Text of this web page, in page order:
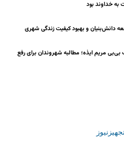
به خداوند بود
دانش‌بنیان و بهبود کیفیت زندگی شهری
مریم ایذه؛ مطالبه شهروندان برای رفع